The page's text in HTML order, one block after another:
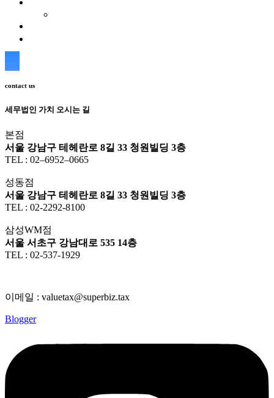
contact us
세무법인 가치 오시는 길
본점
서울 강남구 테헤란로 8길 33 청원빌딩 3층
TEL : 02–6952–0665
성동점
서울 강남구 테헤란로 8길 33 청원빌딩 3층
TEL : 02-2292-8100
삼성WM점
서울 서초구 강남대로 535 14층
TEL : 02-537-1929
이메일 : valuetax@superbiz.tax
Blogger